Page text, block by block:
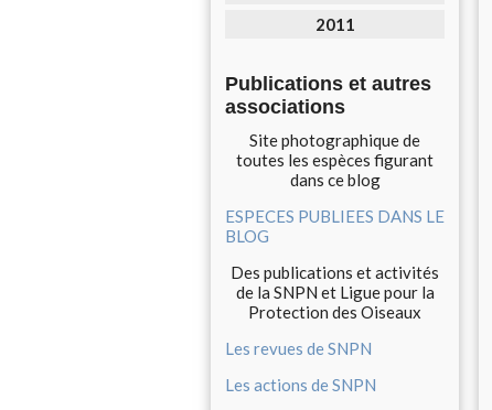
2011
Publications et autres
associations
Site photographique de
toutes les espèces figurant
dans ce blog
ESPECES PUBLIEES DANS LE
BLOG
Des publications et activités
de la SNPN et Ligue pour la
Protection des Oiseaux
Les revues de SNPN
Les actions de SNPN